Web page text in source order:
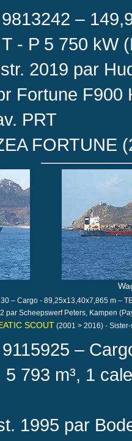
–
- P 5 750 kW
2019 par
Fortune F900
PRT
FORTUNE
– Cargo - 89,25x13,40x7,865 m –
par Scheepswerf Peters, Kampen
SCOUT (2001 > 2016) -
–
5 793 m³, 1
1995 par